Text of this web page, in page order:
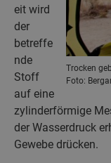
Trocken
Foto:
eit wird
der
betreffe
nde
Stoff
auf eine
zylinderförmige
der Wasserdruck
Gewebe drücken.